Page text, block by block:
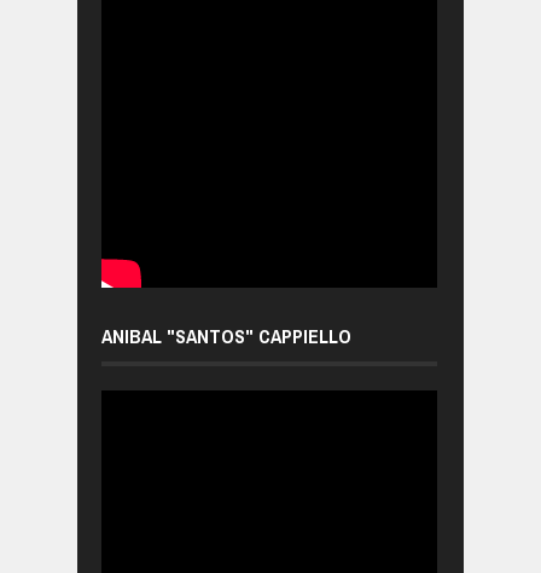
ANIBAL "SANTOS" CAPPIELLO